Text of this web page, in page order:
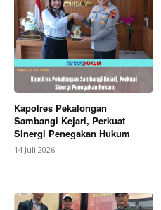
Kapolres Pekalongan
Sambangi Kejari, Perkuat
Sinergi Penegakan Hukum
14 Juli 2026